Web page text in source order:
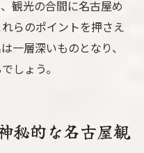
観光の合間に名古屋め
らのポイントを押さえ
一層深いものとなり、
しょう。
秘的な名古屋観